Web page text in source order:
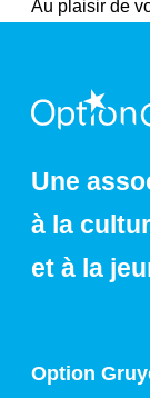
Au plaisir de
Une
à la
et à la
Option